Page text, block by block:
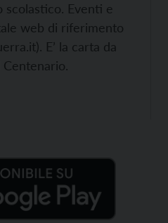
scolastico. Eventi e
web di riferimento
E’ la carta da